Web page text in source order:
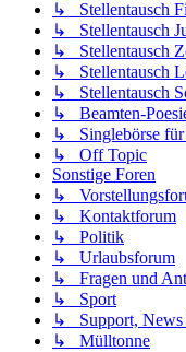
↳ Stellentausch
↳ Stellentausch
↳ Stellentausch
↳ Stellentausch
↳ Stellentausch
↳ Beamten-
↳ Singlebörse für
↳ Off Topic
Sonstige Foren
↳
↳ Kontaktforum
↳ Politik
↳ Urlaubsforum
↳ Fragen und
↳ Sport
↳ Support, News
↳ Mülltonne